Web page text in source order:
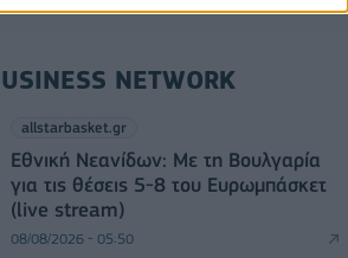
NETWORK
allstarbasket.gr
Εθνική Νεανίδων: Με τη Βουλγαρία
για τις θέσεις 5-8 του Ευρωμπάσκετ
(live stream)
08/08/2026 - 05:50